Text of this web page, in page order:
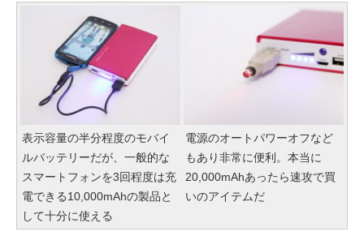
表示容量の半分程度のモバイ
ルバッテリーだが、一般的な
スマートフォンを3回程度は充
電できる10,000mAhの製品と
して十分に使える
電源のオートパワーオフなど
もあり非常に便利。本当に
20,000mAhあったら速攻で買
いのアイテムだ